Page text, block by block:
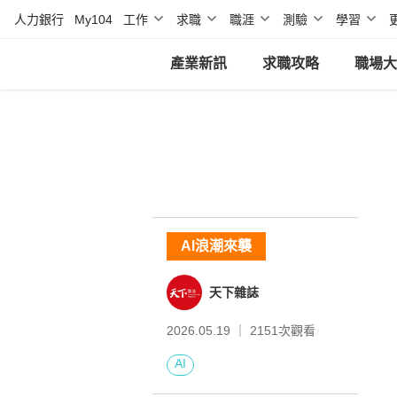
人力銀行 My104 工作 求職 職涯 測驗 學習
產業新訊 求職攻略 職場
AI浪潮來襲
天下雜誌
2026.05.19 ｜ 2151次觀看
AI